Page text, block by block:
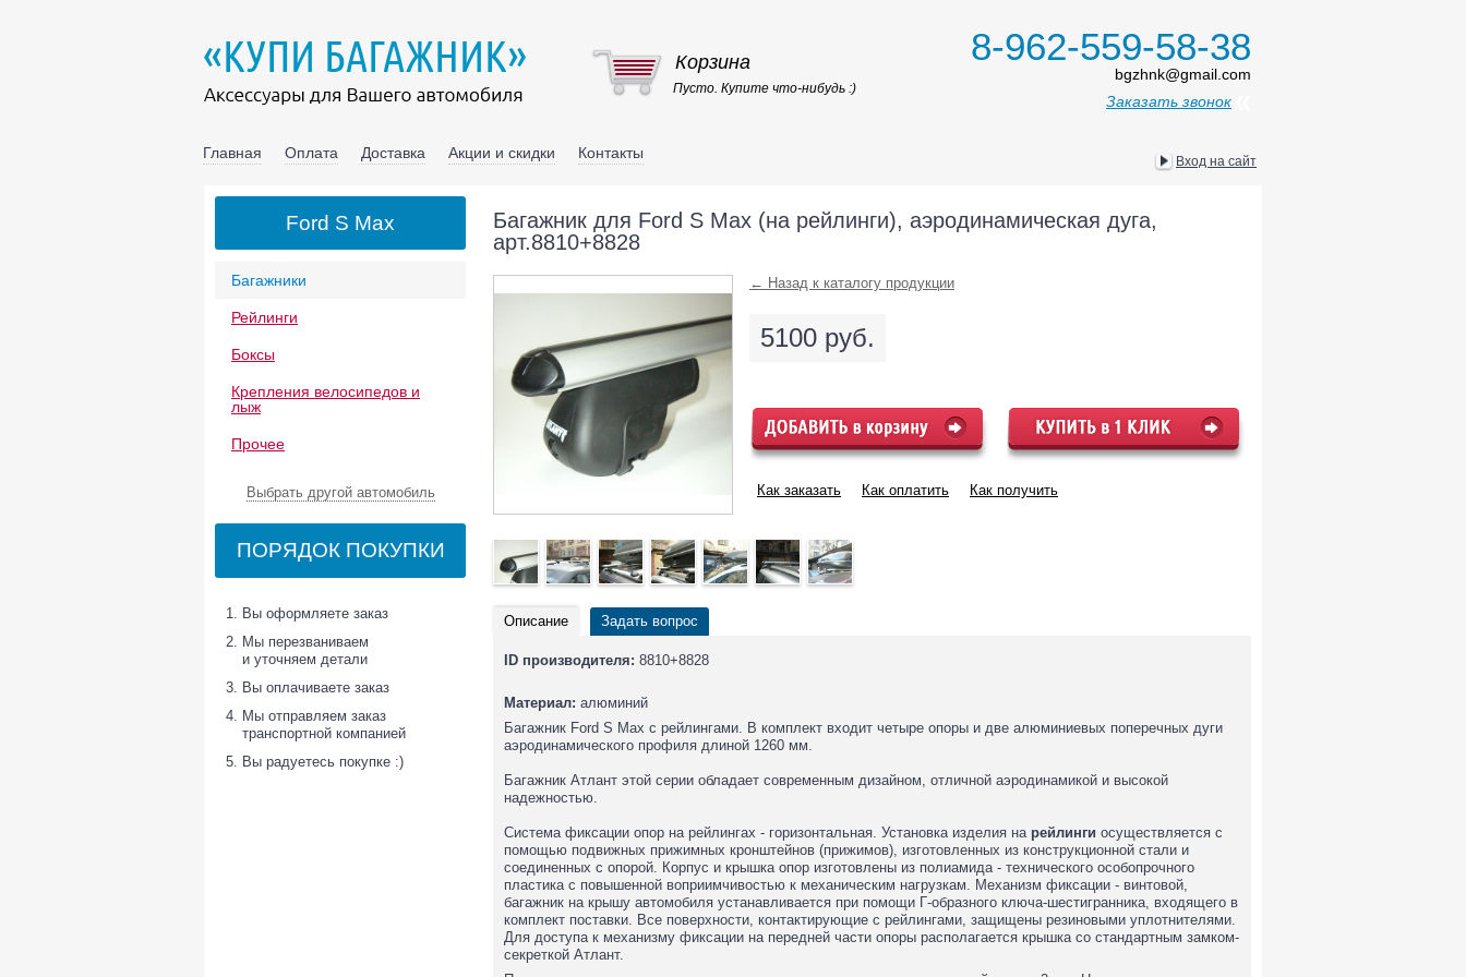
8-962-559-58-38
bgzhnk@gmail.com
Главная Оплата Доставка Акции и скидки Контакты
Заказать звонок
Корзина
Пусто. Купите что-нибудь :)
Вход на сайт
Багажники
Рейлинги
Боксы
Крепления велосипедов и
лыж
Прочее
Выбрать другой автомобиль
ПОРЯДОК ПОКУПКИ
Вы оформляете заказ
Мы перезваниваем
и уточняем детали
Вы оплачиваете заказ
Мы отправляем заказ
транспортной компанией
Вы радуетесь покупке :)
Багажник для Ford S Max (на рейлинги), аэродинамическая дуга,
арт.8810+8828
← Назад к каталогу продукции
5100 руб.
Как заказать Как оплатить Как получить
Описание Задать вопрос
ID производителя: 8810+8828
Материал: алюминий
Багажник Ford S Max с рейлингами. В комплект входит четыре опоры и две алюминиевых поперечных дуги
аэродинамического профиля длиной 1260 мм.
Багажник Атлант этой серии обладает современным дизайном, отличной аэродинамикой и высокой
надежностью.
Система фиксации опор на рейлингах - горизонтальная. Установка изделия на рейлинги осуществляется с
помощью подвижных прижимных кронштейнов (прижимов), изготовленных из конструкционной стали и
соединенных с опорой. Корпус и крышка опор изготовлены из полиамида - технического особопрочного
пластика с повышенной воприимчивостью к механическим нагрузкам. Механизм фиксации - винтовой,
багажник на крышу автомобиля устанавливается при помощи Г-образного ключа-шестигранника, входящего в
комплект поставки. Все поверхности, контактирующие с рейлингами, защищены резиновыми уплотнителями.
Для доступа к механизму фиксации на передней части опоры располагается крышка со стандартным замком-
секреткой Атлант.
Ford S Max